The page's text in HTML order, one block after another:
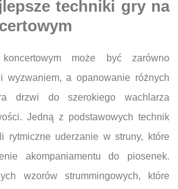
techniki gry na
może być zarówno
wyzwaniem, a opanowanie różnych
drzwi do szerokiego wachlarza
Jedną z podstawowych technik
rytmiczne uderzanie w struny, które
akompaniamentu do piosenek.
wzorów strummingowych, które